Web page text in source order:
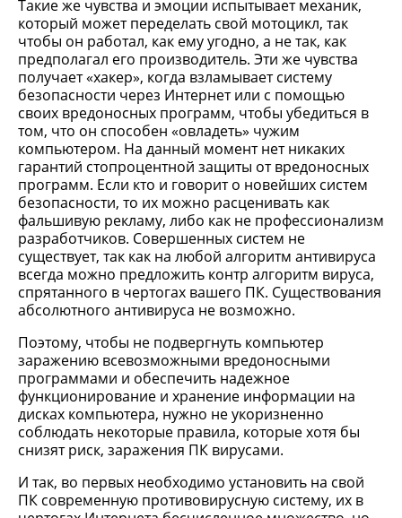
Такие же чувства и эмоции испытывает механик,
который может переделать свой мотоцикл, так
чтобы он работал, как ему угодно, а не так, как
предполагал его производитель. Эти же чувства
получает «хакер», когда взламывает систему
безопасности через Интернет или с помощью
своих вредоносных программ, чтобы убедиться в
том, что он способен «овладеть» чужим
компьютером. На данный момент нет никаких
гарантий стопроцентной защиты от вредоносных
программ. Если кто и говорит о новейших систем
безопасности, то их можно расценивать как
фальшивую рекламу, либо как не профессионализм
разработчиков. Совершенных систем не
существует, так как на любой алгоритм антивируса
всегда можно предложить контр алгоритм вируса,
спрятанного в чертогах вашего ПК. Существования
абсолютного антивируса не возможно.
Поэтому, чтобы не подвергнуть компьютер
заражению всевозможными вредоносными
программами и обеспечить надежное
функционирование и хранение информации на
дисках компьютера, нужно не укоризненно
соблюдать некоторые правила, которые хотя бы
снизят риск, заражения ПК вирусами.
И так, во первых необходимо установить на свой
ПК современную противовирусную систему, их в